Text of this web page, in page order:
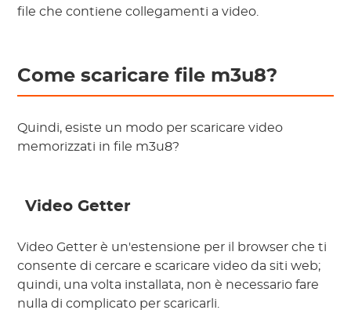
file che contiene collegamenti a video.
Come scaricare file m3u8?
Quindi, esiste un modo per scaricare video
memorizzati in file m3u8?
Video Getter
Video Getter è un'estensione per il browser che ti
consente di cercare e scaricare video da siti web;
quindi, una volta installata, non è necessario fare
nulla di complicato per scaricarli.